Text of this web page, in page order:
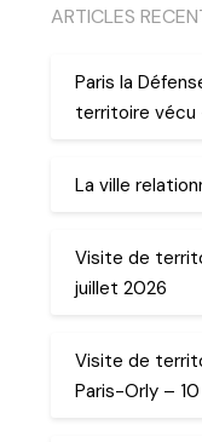
ARTICLES
Paris la
territoire vécu
La ville
Visite de
juillet 2026
Visite de
Paris-Orly –